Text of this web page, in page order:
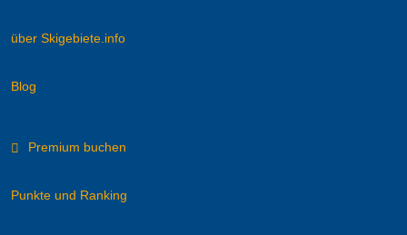
über Skigebiete.info
Blog
Premium buchen
Punkte und Ranking